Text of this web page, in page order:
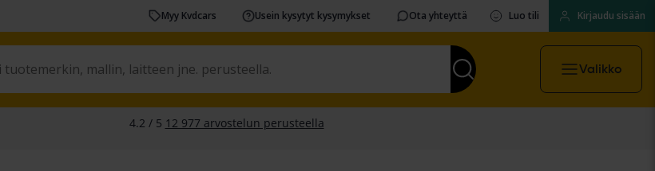
Myy Kvdcars Usein kysytyt kysymykset Ota yhteyttä Luo tili Kirjaudu sisään
Valikko